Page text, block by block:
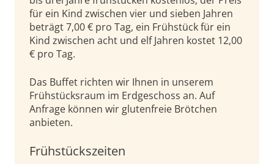
für ein Kind zwischen vier und sieben Jahren
beträgt 7,00 € pro Tag, ein Frühstück für ein
Kind zwischen acht und elf Jahren kostet 12,00
€ pro Tag.
Das Buffet richten wir Ihnen in unserem
Frühstücksraum im Erdgeschoss an. Auf
Anfrage können wir glutenfreie Brötchen
anbieten.
Frühstückszeiten